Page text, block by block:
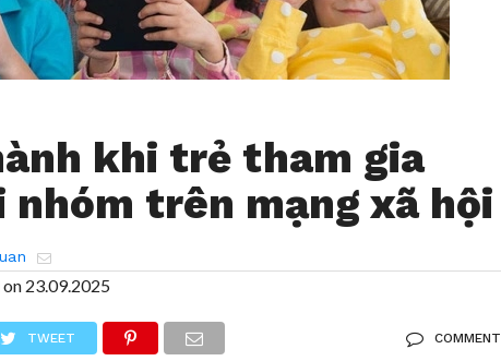
khi trẻ tham gia
nhóm trên mạng xã hội
on 23.09.2025
TWEET COMMENT